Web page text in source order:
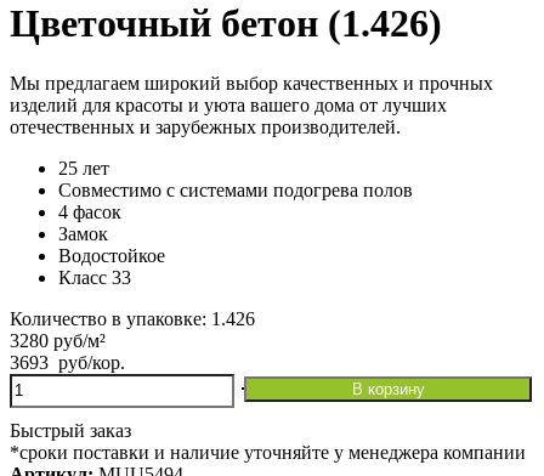
Цветочный бетон (1.426)
Мы предлагаем широкий выбор качественных и прочных
изделий для красоты и уюта вашего дома от лучших
отечественных и зарубежных производителей.
25 лет
Совместимо с системами подогрева полов
4 фасок
Замок
Водостойкое
Класс 33
Количество в упаковке: 1.426
3280 руб/м²
3693 руб/кор.
Количество
товара
Ламинат
Quick-
Step
В корзину
Быстрый заказ
*сроки поставки и наличие уточняйте у менеджера компании